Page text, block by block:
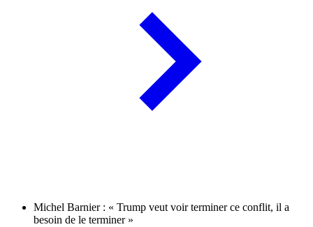
Michel Barnier : « Trump veut voir terminer ce conflit, il a
besoin de le terminer »